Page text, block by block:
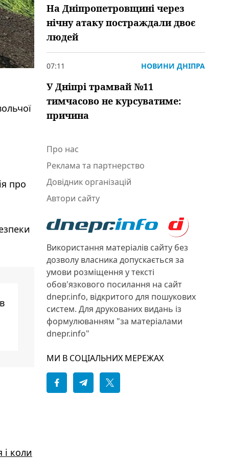
про
коли
На Дніпропетровщині через
нічну атаку постраждали двоє
людей
07:11 НОВИНИ ДНІПРА
У Дніпрі трамвай №11
тимчасово не курсуватиме:
причина
Про нас
Реклама та партнерство
Довідник організацій
Автори сайту
Використання матеріалів сайту без
дозволу власника допускається за
умови розміщення у тексті
обов'язкового посилання на сайт
dnepr.info, відкритого для пошукових
систем. Для друкованих видань із
формулюванням "за матеріалами
dnepr.info"
МИ В СОЦІАЛЬНИХ МЕРЕЖАХ